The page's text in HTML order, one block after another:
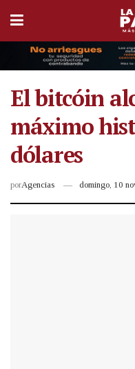
El bitcóin
máximo
dólares
porAgencias domingo, 10